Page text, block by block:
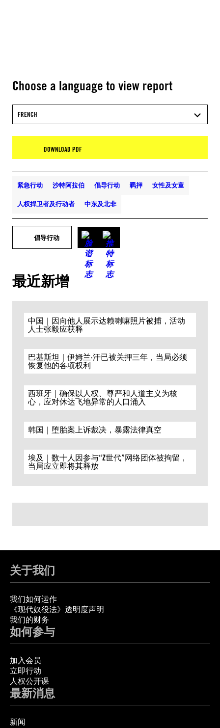
Choose a language to view report
FRENCH
DOWNLOAD PDF
紧急行动 沙特阿拉伯 倡导行动 羁押 女性及女童
人权捍卫者及行动者 中东及北非
倡导行动
最近新增
中国｜因向他人展示达赖喇嘛照片被捕，活动
人士张毅应获释
巴基斯坦｜伊姆兰·汗已被关押三年，当局必须
恢复他的各项权利
西班牙｜确保以人权、尊严和人道主义为核
心，应对休达飞地异常的人口涌入
韩国｜堕胎案上诉裁决，暴露法律真空
埃及｜数十人因参与“Z世代”网络团体被拘留，
当局应立即将其释放
关于我们
我们如何运作
《现代奴役法》透明度声明
我们的财务
如何参与
加入会员
立即行动
人权公开课
最新消息
新闻